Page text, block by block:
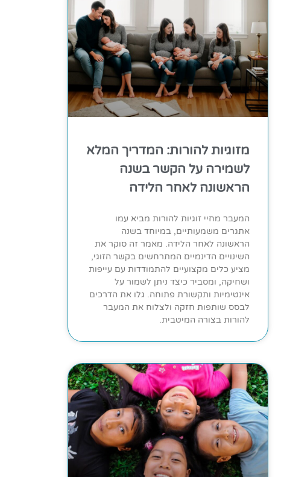
מזוגיות להורות: המדריך המלא
לשמירה על הקשר בשנה
הראשונה לאחר הלידה
המעבר מחיי זוגיות להורות מביא עמו
אתגרים משמעותיים, במיוחד בשנה
הראשונה לאחר הלידה. מאמר זה סוקר את
השינויים הדינמיים המתרחשים בקשר הזוגי,
מציע כלים מקצועיים להתמודדות עם עייפות
ושחיקה, ומסביר כיצד ניתן לשמור על
אינטימיות ותקשורת פתוחה. גלו את הדרכים
לבסס שותפות חזקה ולצלוח את המעבר
להורות בצורה המיטבית.